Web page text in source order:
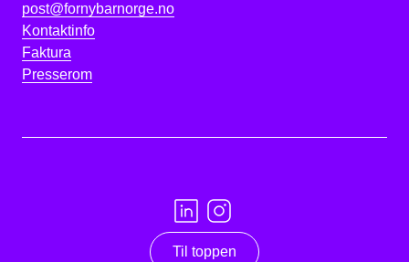
post@fornybarnorge.no
Kontaktinfo
Faktura
Presserom
Til toppen